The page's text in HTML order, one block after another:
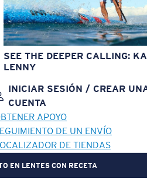
SEE THE DEEPER CALLING:
LENNY
INICIAR SESIÓN / CREAR
CUENTA
APOYO
DE UN ENVÍO
DE TIENDAS
EN LENTES CON RECETA